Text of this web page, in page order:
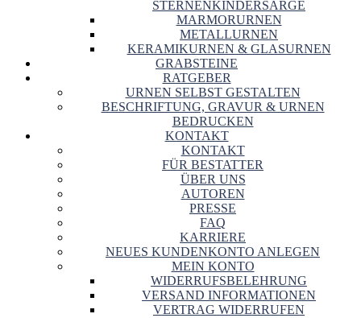
STERNENKINDERSÄRGE
MARMORURNEN
METALLURNEN
KERAMIKURNEN & GLASURNEN
GRABSTEINE
RATGEBER
URNEN SELBST GESTALTEN
BESCHRIFTUNG, GRAVUR & URNEN
BEDRUCKEN
KONTAKT
KONTAKT
FÜR BESTATTER
ÜBER UNS
AUTOREN
PRESSE
FAQ
KARRIERE
NEUES KUNDENKONTO ANLEGEN
MEIN KONTO
WIDERRUFSBELEHRUNG
VERSAND INFORMATIONEN
VERTRAG WIDERRUFEN